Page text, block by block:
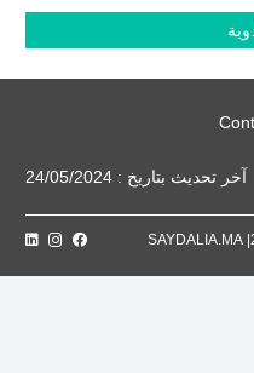
آخر تحديث بتاريخ : 24/05/2024